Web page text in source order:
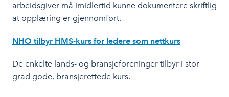
arbeidsgiver må imidlertid kunne dokumentere skriftlig
at opplæring er gjennomført.
NHO tilbyr HMS-kurs for ledere som nettkurs
De enkelte lands- og bransjeforeninger tilbyr i stor
grad gode, bransjerettede kurs.